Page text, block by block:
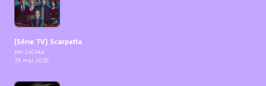
[Série TV] Scarpetta
par LuCioLe
29 mai 2026